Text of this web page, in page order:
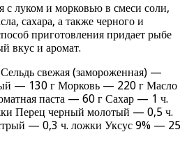
с луком и морковью в смеси соли,
сахара, а также черного и
приготовления придает рыбе
вкус и аромат.
свежая (замороженная) —
— 130 г Морковь — 220 г Масло
паста — 60 г Сахар — 1 ч.
Перец черный молотый — 0,5 ч.
— 0,3 ч. ложки Уксус 9% — 25